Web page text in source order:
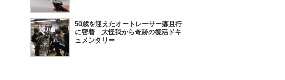
50歳を迎えたオートレーサー森且行
に密着 大怪我から奇跡の復活ドキ
ュメンタリー